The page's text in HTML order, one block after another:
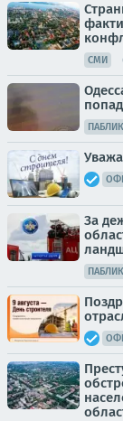
СМИ
За